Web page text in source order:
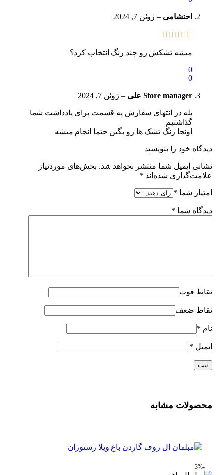
احتشامی – ژوئن 7, 2024
میشه تشکش رو چند رنگ انتخاب کرد؟
0
0
Store manager علی – ژوئن 7, 2024
بله در انتهای سفارش یه قسمت برای یادداشت شما
گذاشتیم
اونجا رنگ تشک ها رو بگین حتما انجام میشه
دیدگاه خود را بنویسید
نشانی ایمیل شما منتشر نخواهد شد. بخش‌های موردنیاز
علامت‌گذاری شده‌اند *
امتیاز شما *
دیدگاه شما *
نقاط قوت
نقاط ضعف
نام *
ایمیل *
محصولات مشابه
-3%